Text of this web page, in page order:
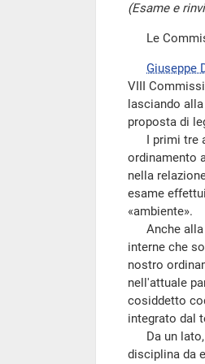
(Esame e
Le
Giuseppe
VIII
lasciando
proposta di
I primi tre
ordinamento
nella
esame
«ambiente».
Anche alla
interne che
nostro
nell'attuale
cosiddetto
integrato dal
Da un lato,
disciplina da